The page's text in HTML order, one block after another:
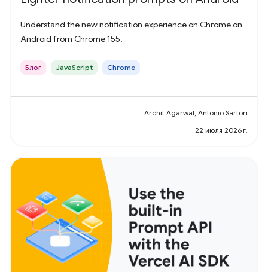
Understand the new notification experience on Chrome on
Android from Chrome 155.
Блог JavaScript Chrome
Archit Agarwal, Antonio Sartori
22 июля 2026 г.